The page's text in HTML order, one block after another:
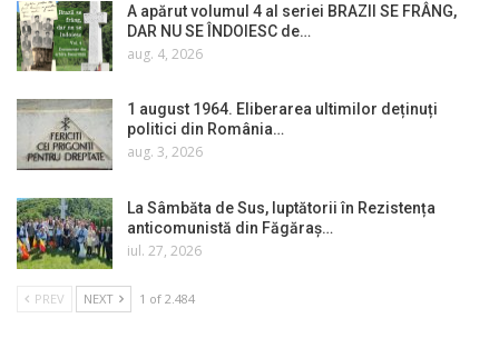
A apărut volumul 4 al seriei BRAZII SE FRÂNG,
DAR NU SE ÎNDOIESC de…
aug. 4, 2026
1 august 1964. Eliberarea ultimilor deținuți
politici din România…
aug. 3, 2026
La Sâmbăta de Sus, luptătorii în Rezistența
anticomunistă din Făgăraș…
iul. 27, 2026
PREV NEXT 1 of 2.484